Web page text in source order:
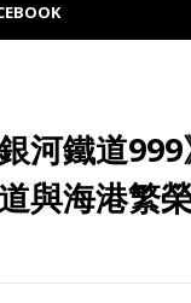
河鐵道
與海港繁